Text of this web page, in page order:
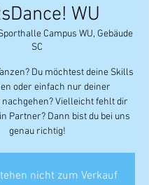
WU
Campus WU, Gebäude
SC
Du möchtest deine Skills
oder einfach nur deiner
Vielleicht fehlt dir
Partner? Dann bist du bei uns
genau richtig!
nicht zum Verkauf